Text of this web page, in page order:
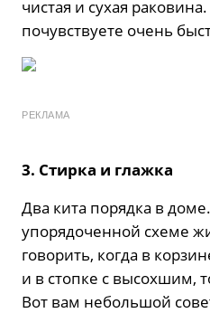
чистая и сухая
почувствуете очень
РЕКЛАМА
3. Стирка и глажка
Два кита порядка в
упорядоченной схеме
говорить, когда в
и в стопке с высохшим,
Вот вам небольшой